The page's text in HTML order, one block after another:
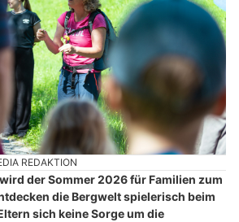
REDAKTION
der Sommer 2026 für Familien zum
die Bergwelt spielerisch beim
sich keine Sorge um die